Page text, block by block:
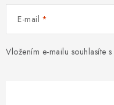
E-mail
Vložením e-mailu souhlasíte s